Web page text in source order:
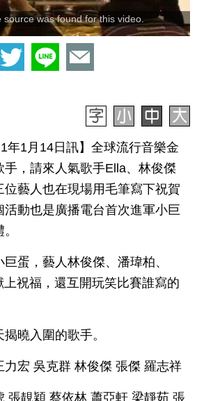
source was found for this video.
年1月14日訊】全球流行音樂金
，請來人氣歌手Ella、林俊傑
藝人也在現場用毛筆寫下祝賀
活動也是廣播電台首次進軍小巨
蛋，藝人林俊傑、潘瑋柏、
祝福，還互開玩笑比賽誰寫的
曉入圍的歌手。
力宏 吳克群 林俊傑 張傑 羅志祥
張靚穎 蔡依林 蕭亞軒 梁靜茹 張